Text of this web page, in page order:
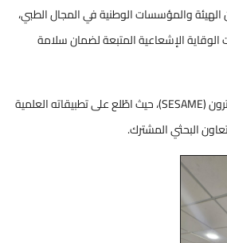
الهيئة والمؤسسات الوطنية في المجال الطبي،
الوقاية الإشعاعية المتبعة لضمان سلامة
كما زار الوفد مركز السنكروترون (SESAME)، حيث اطّلع على تطبيقاته العلمية
البحثي المشترك.